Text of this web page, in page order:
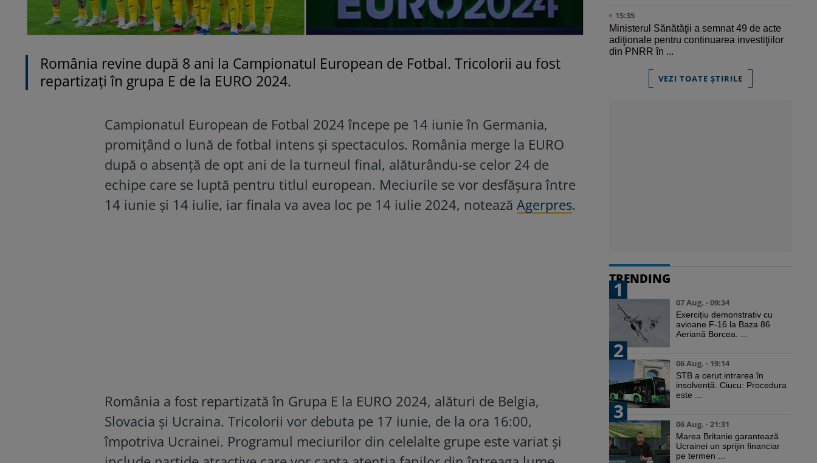
România revine după 8 ani la Campionatul European de Fotbal. Tricolorii au fost
repartizați în grupa E de la EURO 2024.
Campionatul European de Fotbal 2024 începe pe 14 iunie în Germania,
promițând o lună de fotbal intens și spectaculos. România merge la EURO
după o absență de opt ani de la turneul final, alăturându-se celor 24 de
echipe care se luptă pentru titlul european. Meciurile se vor desfășura între
14 iunie și 14 iulie, iar finala va avea loc pe 14 iulie 2024, notează Agerpres.
România a fost repartizată în Grupa E la EURO 2024, alături de Belgia,
Slovacia și Ucraina. Tricolorii vor debuta pe 17 iunie, de la ora 16:00,
împotriva Ucrainei. Programul meciurilor din celelalte grupe este variat și
15:35
Ministerul Sănătăţii a semnat 49 de acte
adiţionale pentru continuarea investiţiilor
din PNRR în ...
VEZI TOATE ȘTIRILE
TRENDING
1
07 Aug. - 09:34
Exercițiu demonstrativ cu
avioane F-16 la Baza 86
Aeriană Borcea. ...
2
06 Aug. - 19:14
STB a cerut intrarea în
insolvență. Ciucu: Procedura
este ...
3
06 Aug. - 21:31
Marea Britanie garantează
Ucrainei un sprijin financiar
pe termen ...